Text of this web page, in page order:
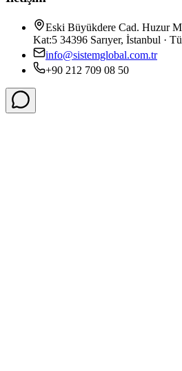
Eski Büyükdere Cad. Huzur
Kat:5 34396 Sarıyer, İstanbul ·
info@sistemglobal.com.tr
+90 212 709 08 50